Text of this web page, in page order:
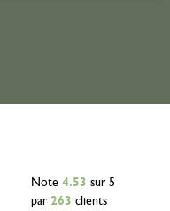
Note 4.53 sur 5
par 263 clients